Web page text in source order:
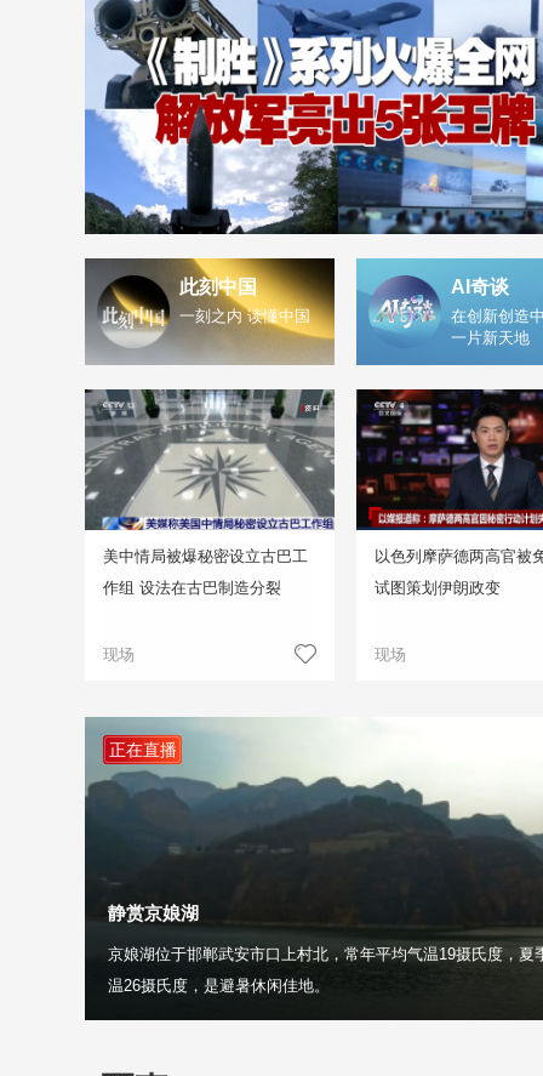
此刻中国
一刻之内 读懂中国
AI奇谈
在创新创造
一片新天地
美中情局被爆秘密设立古巴工
作组 设法在古巴制造分裂
现场
以色列摩萨德两高官被
试图策划伊朗政变
现场
正在直播
静赏京娘湖
京娘湖位于邯郸武安市口上村北，常年平均气温19摄氏度，夏
温26摄氏度，是避暑休闲佳地。